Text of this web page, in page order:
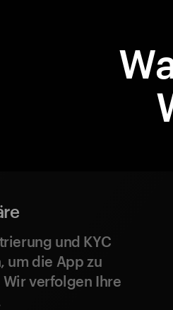
und KYC
um die App zu
verfolgen Ihre